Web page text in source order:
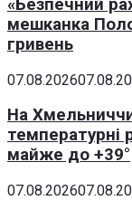
«Безпечний
мешканка
гривень
07.08.2026
На
температурні
майже до +39°
07.08.2026